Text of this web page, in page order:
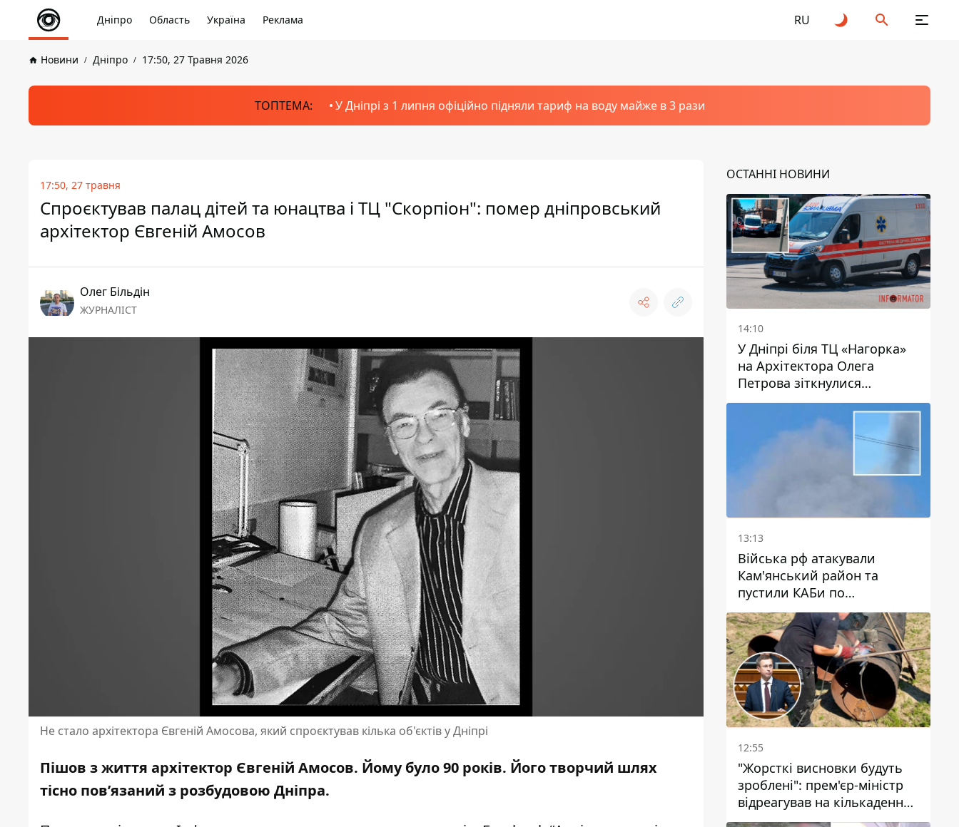
Дніпро Область Україна Реклама RU
Новини Дніпро 17:50, 27 Травня 2026
ТОПТЕМА: У Дніпрі з 1 липня офіційно підняли тариф на воду майже в 3 рази
17:50, 27 травня
Спроєктував палац дітей та юнацтва і ТЦ "Скорпіон": помер дніпровський
архітектор Євгеній Амосов
Олег Більдін
ЖУРНАЛІСТ
Не стало архітектора Євгеній Амосова, який спроєктував кілька об'єктів у Дніпрі
Пішов з життя архітектор Євгеній Амосов. Йому було 90 років. Його творчий шлях
тісно пов’язаний з розбудовою Дніпра.
ОСТАННІ НОВИНИ
14:10
У Дніпрі біля ТЦ «Нагорка»
на Архітектора Олега
Петрова зіткнулися
«швидка» та Toyota: трамваї
№5 затримуються
13:13
Війська рф атакували
Кам'янський район та
пустили КАБи по
Павлограду: постраждав
чоловік, в небо здіймається
стовп диму
12:55
"Жорсткі висновки будуть
зроблені": прем'єр-міністр
відреагував на кількаденну
відсутність води у Марганці